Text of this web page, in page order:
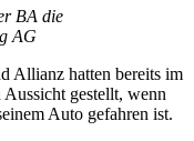
BA die
AG
Allianz hatten bereits im
gestellt, wenn
Auto gefahren ist.